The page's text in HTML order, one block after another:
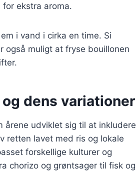
ekstra aroma.
i vand i cirka en time. Si
også muligt at fryse bouillonen
dens variationer
årene udviklet sig til at inkludere
retten lavet med ris og lokale
forskellige kulturer og
chorizo og grøntsager til fisk og